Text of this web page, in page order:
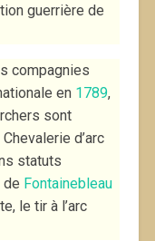
guerrière de
compagnies
en 1789,
sont
Chevalerie d’arc
statuts
Fontainebleau
le tir à l’arc